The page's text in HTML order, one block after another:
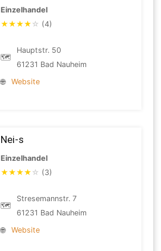
Einzelhandel
★★★★ ☆ (4)
🗺
Hauptstr. 50
61231 Bad Nauheim
🌐
Website
Nei-s
Einzelhandel
★★★★ ☆ (3)
🗺
Stresemannstr. 7
61231 Bad Nauheim
🌐
Website